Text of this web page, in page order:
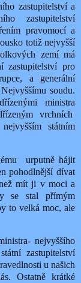
zastupitelství a
zastupitelství
pravomocí a
totiž nejvyšší
zemí má
zastupitelství pro
a generální
soudu.
ministra
vrchních
státním
urputně hájit
pohodlnější dívat
mít ji v moci a
se stal přímým
to velká moc, ale
nejvyššího
zastupitelství
u našich
Ostatně krátké